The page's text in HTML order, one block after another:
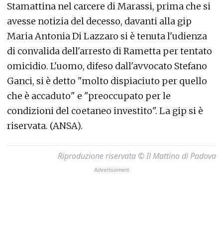
Stamattina nel carcere di Marassi, prima che si
avesse notizia del decesso, davanti alla gip
Maria Antonia Di Lazzaro si è tenuta l'udienza
di convalida dell'arresto di Rametta per tentato
omicidio. L'uomo, difeso dall'avvocato Stefano
Ganci, si è detto "molto dispiaciuto per quello
che è accaduto" e "preoccupato per le
condizioni del coetaneo investito". La gip si è
riservata. (ANSA).
Riproduzione riservata © Il Mattino di Padova